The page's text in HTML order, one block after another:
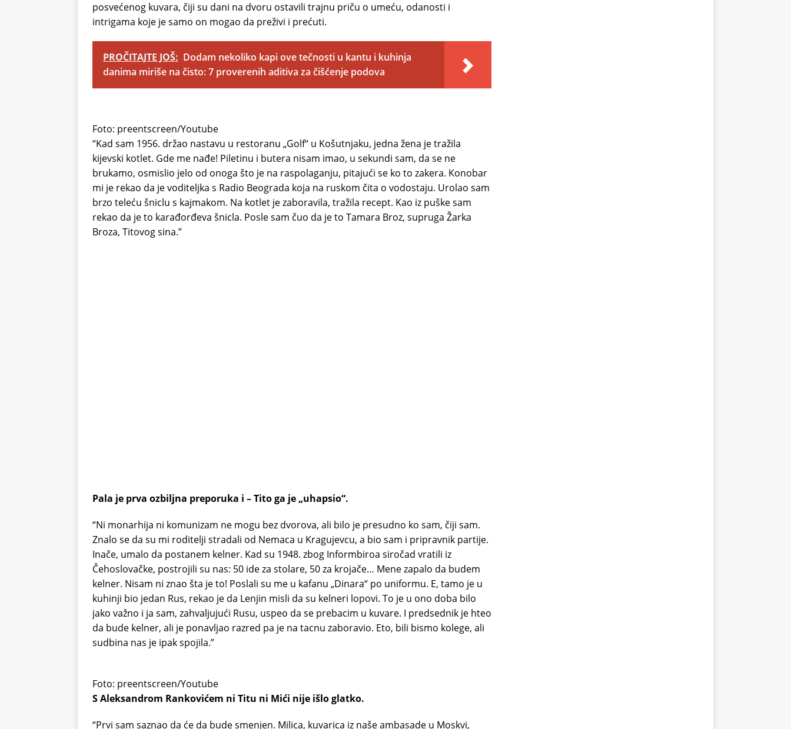
posvećenog kuvara, čiji su dani na dvoru ostavili trajnu priču o umeću, odanosti i
intrigama koje je samo on mogao da preživi i prećuti.
PROČITAJTE JOŠ: Dodam nekoliko kapi ove tečnosti u kantu i kuhinja
danima miriše na čisto: 7 proverenih aditiva za čišćenje podova
Foto: preentscreen/Youtube
“Kad sam 1956. držao nastavu u restoranu „Golf“ u Košutnjaku, jedna žena je tražila
kijevski kotlet. Gde me nađe! Piletinu i butera nisam imao, u sekundi sam, da se ne
brukamo, osmislio jelo od onoga što je na raspolaganju, pitajući se ko to zakera. Konobar
mi je rekao da je voditeljka s Radio Beograda koja na ruskom čita o vodostaju. Urolao sam
brzo teleću šniclu s kajmakom. Na kotlet je zaboravila, tražila recept. Kao iz puške sam
rekao da je to karađorđeva šnicla. Posle sam čuo da je to Tamara Broz, supruga Žarka
Broza, Titovog sina.”
Pala je prva ozbiljna preporuka i – Tito ga je „uhapsio“.
“Ni monarhija ni komunizam ne mogu bez dvorova, ali bilo je presudno ko sam, čiji sam.
Znalo se da su mi roditelji stradali od Nemaca u Kragujevcu, a bio sam i pripravnik partije.
Inače, umalo da postanem kelner. Kad su 1948. zbog Informbiroa siročad vratili iz
Čehoslovačke, postrojili su nas: 50 ide za stolare, 50 za krojače… Mene zapalo da budem
kelner. Nisam ni znao šta je to! Poslali su me u kafanu „Dinara“ po uniformu. E, tamo je u
kuhinji bio jedan Rus, rekao je da Lenjin misli da su kelneri lopovi. To je u ono doba bilo
jako važno i ja sam, zahvaljujući Rusu, uspeo da se prebacim u kuvare. I predsednik je hteo
da bude kelner, ali je ponavljao razred pa je na tacnu zaboravio. Eto, bili bismo kolege, ali
sudbina nas je ipak spojila.”
Foto: preentscreen/Youtube
S Aleksandrom Rankovićem ni Titu ni Mići nije išlo glatko.
“Prvi sam saznao da će da bude smenjen. Milica, kuvarica iz naše ambasade u Moskvi,